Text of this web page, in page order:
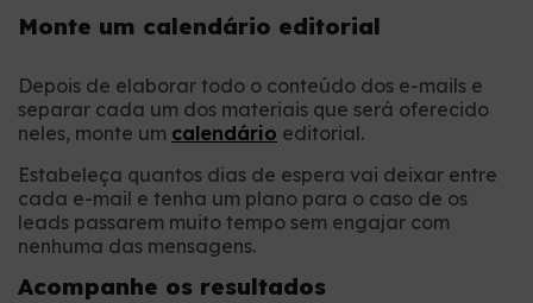
Monte um calendário editorial
Depois de elaborar todo o conteúdo dos e-mails e
separar cada um dos materiais que será oferecido
neles, monte um calendário editorial.
Estabeleça quantos dias de espera vai deixar entre
cada e-mail e tenha um plano para o caso de os
leads passarem muito tempo sem engajar com
nenhuma das mensagens.
Acompanhe os resultados